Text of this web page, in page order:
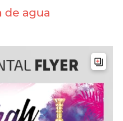
de agua